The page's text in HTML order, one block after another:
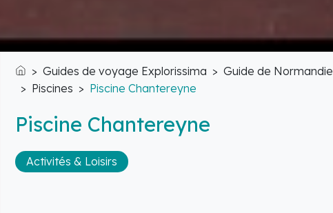
Accueil
Guides de voyage Explorissima Guide de Normandie
Piscines
Piscine Chantereyne
Piscine Chantereyne
Activités & Loisirs